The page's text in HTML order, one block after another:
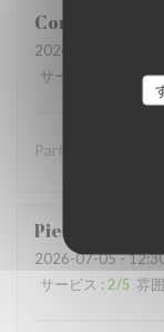
Coralie
2026-07-05
-
サービス
雰
Parfait comme
Pierre
2026-07-05-
サービス : 2/5 雰